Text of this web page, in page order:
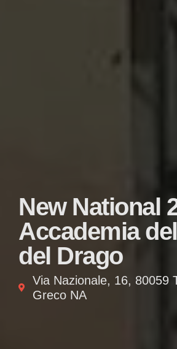
New National
Accademia
del Drago
Via Nazionale, 16, 80059
Greco NA